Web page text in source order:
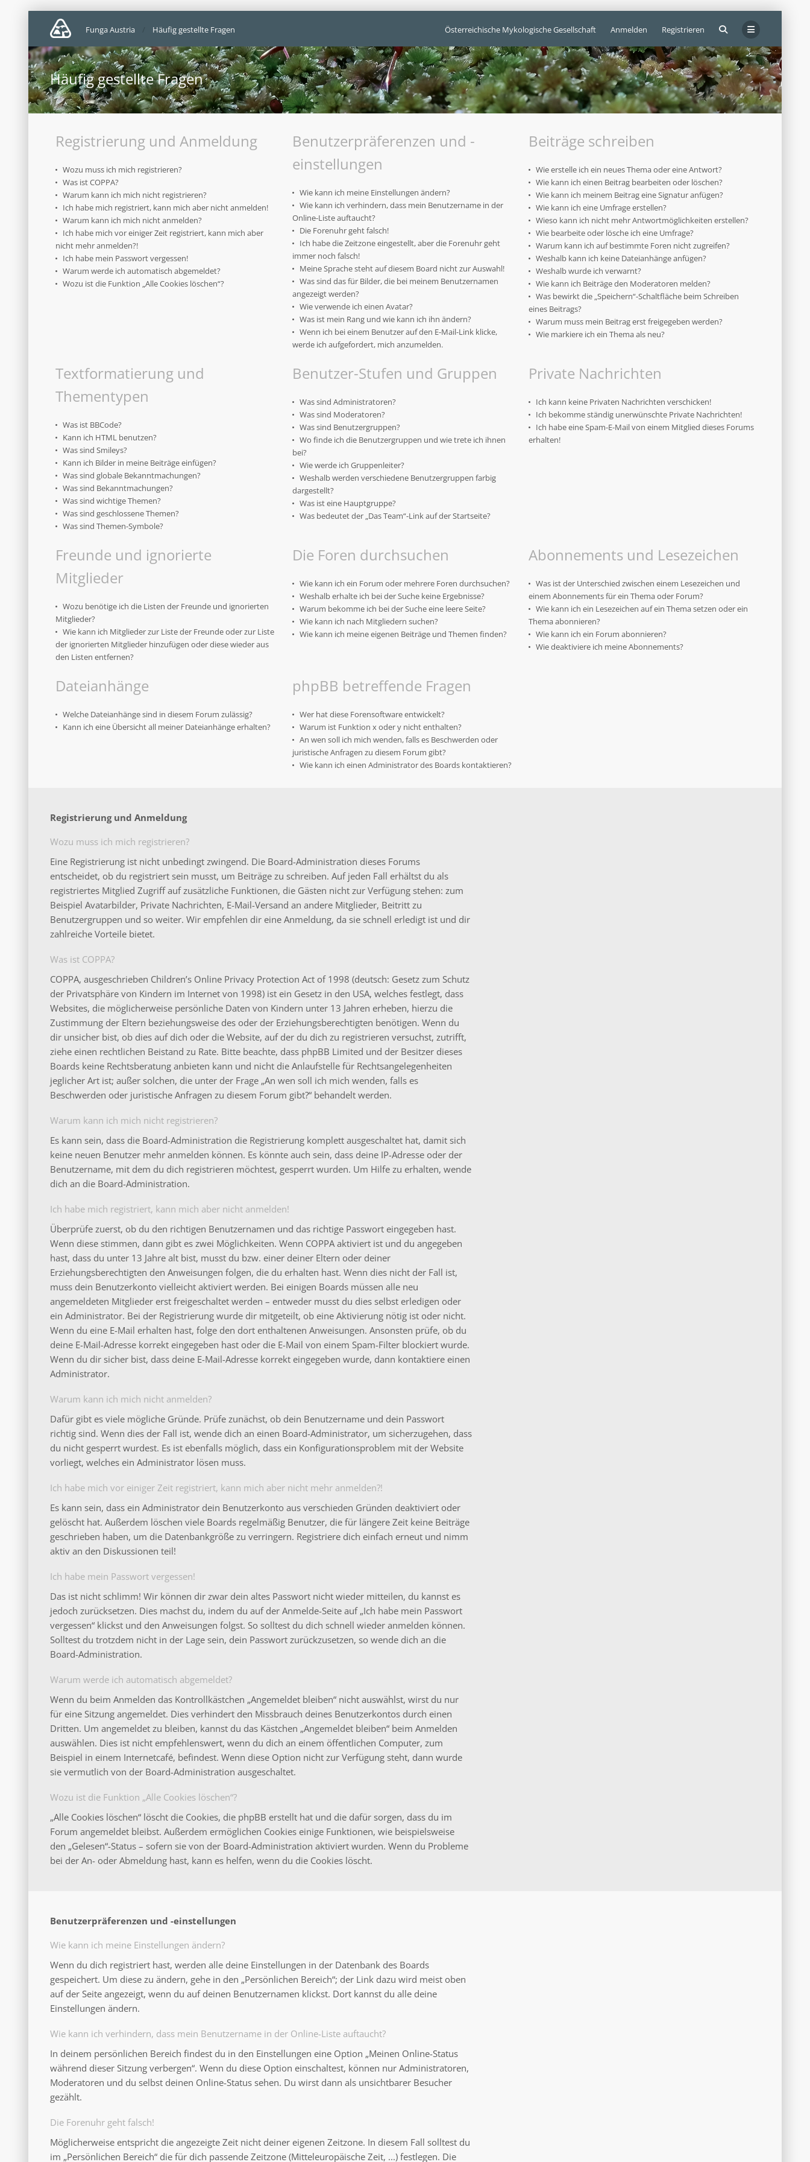
Österreichische Mykologische Gesellschaft Anmelden Registrieren
Funga Austria Häufig gestellte Fragen
Häufig gestellte Fragen
Registrierung und Anmeldung
Wozu muss ich mich registrieren?
Was ist COPPA?
Warum kann ich mich nicht registrieren?
Ich habe mich registriert, kann mich aber nicht anmelden!
Warum kann ich mich nicht anmelden?
Ich habe mich vor einiger Zeit registriert, kann mich aber
nicht mehr anmelden?!
Ich habe mein Passwort vergessen!
Warum werde ich automatisch abgemeldet?
Wozu ist die Funktion „Alle Cookies löschen“?
Benutzerpräferenzen und -
einstellungen
Wie kann ich meine Einstellungen ändern?
Wie kann ich verhindern, dass mein Benutzername in der
Online-Liste auftaucht?
Die Forenuhr geht falsch!
Ich habe die Zeitzone eingestellt, aber die Forenuhr geht
immer noch falsch!
Meine Sprache steht auf diesem Board nicht zur Auswahl!
Was sind das für Bilder, die bei meinem Benutzernamen
angezeigt werden?
Wie verwende ich einen Avatar?
Was ist mein Rang und wie kann ich ihn ändern?
Wenn ich bei einem Benutzer auf den E-Mail-Link klicke,
werde ich aufgefordert, mich anzumelden.
Beiträge schreiben
Wie erstelle ich ein neues Thema oder eine Antwort?
Wie kann ich einen Beitrag bearbeiten oder löschen?
Wie kann ich meinem Beitrag eine Signatur anfügen?
Wie kann ich eine Umfrage erstellen?
Wieso kann ich nicht mehr Antwortmöglichkeiten erstellen?
Wie bearbeite oder lösche ich eine Umfrage?
Warum kann ich auf bestimmte Foren nicht zugreifen?
Weshalb kann ich keine Dateianhänge anfügen?
Weshalb wurde ich verwarnt?
Wie kann ich Beiträge den Moderatoren melden?
Was bewirkt die „Speichern“-Schaltfläche beim Schreiben
eines Beitrags?
Warum muss mein Beitrag erst freigegeben werden?
Wie markiere ich ein Thema als neu?
Textformatierung und
Thementypen
Was ist BBCode?
Kann ich HTML benutzen?
Was sind Smileys?
Kann ich Bilder in meine Beiträge einfügen?
Was sind globale Bekanntmachungen?
Was sind Bekanntmachungen?
Was sind wichtige Themen?
Was sind geschlossene Themen?
Was sind Themen-Symbole?
Benutzer-Stufen und Gruppen
Was sind Administratoren?
Was sind Moderatoren?
Was sind Benutzergruppen?
Wo finde ich die Benutzergruppen und wie trete ich ihnen
bei?
Wie werde ich Gruppenleiter?
Weshalb werden verschiedene Benutzergruppen farbig
dargestellt?
Was ist eine Hauptgruppe?
Was bedeutet der „Das Team“-Link auf der Startseite?
Private Nachrichten
Ich kann keine Privaten Nachrichten verschicken!
Ich bekomme ständig unerwünschte Private Nachrichten!
Ich habe eine Spam-E-Mail von einem Mitglied dieses Forums
erhalten!
Freunde und ignorierte
Mitglieder
Wozu benötige ich die Listen der Freunde und ignorierten
Mitglieder?
Wie kann ich Mitglieder zur Liste der Freunde oder zur Liste
der ignorierten Mitglieder hinzufügen oder diese wieder aus
den Listen entfernen?
Die Foren durchsuchen
Wie kann ich ein Forum oder mehrere Foren durchsuchen?
Weshalb erhalte ich bei der Suche keine Ergebnisse?
Warum bekomme ich bei der Suche eine leere Seite?
Wie kann ich nach Mitgliedern suchen?
Wie kann ich meine eigenen Beiträge und Themen finden?
Abonnements und Lesezeichen
Was ist der Unterschied zwischen einem Lesezeichen und
einem Abonnements für ein Thema oder Forum?
Wie kann ich ein Lesezeichen auf ein Thema setzen oder ein
Thema abonnieren?
Wie kann ich ein Forum abonnieren?
Wie deaktiviere ich meine Abonnements?
Dateianhänge
Welche Dateianhänge sind in diesem Forum zulässig?
Kann ich eine Übersicht all meiner Dateianhänge erhalten?
phpBB betreffende Fragen
Wer hat diese Forensoftware entwickelt?
Warum ist Funktion x oder y nicht enthalten?
An wen soll ich mich wenden, falls es Beschwerden oder
juristische Anfragen zu diesem Forum gibt?
Wie kann ich einen Administrator des Boards kontaktieren?
Registrierung und Anmeldung
Wozu muss ich mich registrieren?
Eine Registrierung ist nicht unbedingt zwingend. Die Board-Administration dieses Forums
entscheidet, ob du registriert sein musst, um Beiträge zu schreiben. Auf jeden Fall erhältst du als
registriertes Mitglied Zugriff auf zusätzliche Funktionen, die Gästen nicht zur Verfügung stehen: zum
Beispiel Avatarbilder, Private Nachrichten, E-Mail-Versand an andere Mitglieder, Beitritt zu
Benutzergruppen und so weiter. Wir empfehlen dir eine Anmeldung, da sie schnell erledigt ist und dir
zahlreiche Vorteile bietet.
Was ist COPPA?
COPPA, ausgeschrieben Children’s Online Privacy Protection Act of 1998 (deutsch: Gesetz zum Schutz
der Privatsphäre von Kindern im Internet von 1998) ist ein Gesetz in den USA, welches festlegt, dass
Websites, die möglicherweise persönliche Daten von Kindern unter 13 Jahren erheben, hierzu die
Zustimmung der Eltern beziehungsweise des oder der Erziehungsberechtigten benötigen. Wenn du
dir unsicher bist, ob dies auf dich oder die Website, auf der du dich zu registrieren versuchst, zutrifft,
ziehe einen rechtlichen Beistand zu Rate. Bitte beachte, dass phpBB Limited und der Besitzer dieses
Boards keine Rechtsberatung anbieten kann und nicht die Anlaufstelle für Rechtsangelegenheiten
jeglicher Art ist; außer solchen, die unter der Frage „An wen soll ich mich wenden, falls es
Beschwerden oder juristische Anfragen zu diesem Forum gibt?“ behandelt werden.
Warum kann ich mich nicht registrieren?
Es kann sein, dass die Board-Administration die Registrierung komplett ausgeschaltet hat, damit sich
keine neuen Benutzer mehr anmelden können. Es könnte auch sein, dass deine IP-Adresse oder der
Benutzername, mit dem du dich registrieren möchtest, gesperrt wurden. Um Hilfe zu erhalten, wende
dich an die Board-Administration.
Ich habe mich registriert, kann mich aber nicht anmelden!
Überprüfe zuerst, ob du den richtigen Benutzernamen und das richtige Passwort eingegeben hast.
Wenn diese stimmen, dann gibt es zwei Möglichkeiten. Wenn COPPAaktiviert ist und du angegeben
hast, dass du unter 13 Jahre alt bist, musst du bzw. einer deiner Eltern oder deiner
Erziehungsberechtigten den Anweisungen folgen, die du erhalten hast. Wenn dies nicht der Fall ist,
muss dein Benutzerkonto vielleicht aktiviert werden. Bei einigen Boards müssen alle neu
angemeldeten Mitglieder erst freigeschaltet werden – entweder musst du dies selbst erledigen oder
ein Administrator. Bei der Registrierung wurde dir mitgeteilt, ob eine Aktivierung nötig ist oder nicht.
Wenn du eine E-Mail erhalten hast, folge den dort enthaltenen Anweisungen. Ansonsten prüfe, ob du
deine E-Mail-Adresse korrekt eingegeben hast oder die E-Mail von einem Spam-Filter blockiert wurde.
Wenn du dir sicher bist, dass deine E-Mail-Adresse korrekt eingegeben wurde, dann kontaktiere einen
Administrator.
Warum kann ich mich nicht anmelden?
Dafür gibt es viele mögliche Gründe. Prüfe zunächst, ob dein Benutzername und dein Passwort
richtig sind. Wenn dies der Fall ist, wende dich an einen Board-Administrator, um sicherzugehen, dass
du nicht gesperrt wurdest. Es ist ebenfalls möglich, dass ein Konfigurationsproblem mit der Website
vorliegt, welches ein Administrator lösen muss.
Ich habe mich vor einiger Zeit registriert, kann mich aber nicht mehr anmelden?!
Es kann sein, dass ein Administrator dein Benutzerkonto aus verschieden Gründen deaktiviert oder
gelöscht hat. Außerdem löschen viele Boards regelmäßig Benutzer, die für längere Zeit keine Beiträge
geschrieben haben, um die Datenbankgröße zu verringern. Registriere dich einfach erneut und nimm
aktiv an den Diskussionen teil!
Ich habe mein Passwort vergessen!
Das ist nicht schlimm! Wir können dir zwar dein altes Passwort nicht wieder mitteilen, du kannst es
jedoch zurücksetzen. Dies machst du, indem du auf der Anmelde-Seite auf „Ich habe mein Passwort
vergessen“ klickst und den Anweisungen folgst. So solltest du dich schnell wieder anmelden können.
Solltest du trotzdem nicht in der Lage sein, dein Passwort zurückzusetzen, so wende dich an die
Board-Administration.
Warum werde ich automatisch abgemeldet?
Wenn du beim Anmelden das Kontrollkästchen „Angemeldet bleiben“ nicht auswählst, wirst du nur
für eine Sitzung angemeldet. Dies verhindert den Missbrauch deines Benutzerkontos durch einen
Dritten. Um angemeldet zu bleiben, kannst du das Kästchen „Angemeldet bleiben“ beim Anmelden
auswählen. Dies ist nicht empfehlenswert, wenn du dich an einem öffentlichen Computer, zum
Beispiel in einem Internetcafé, befindest. Wenn diese Option nicht zur Verfügung steht, dann wurde
sie vermutlich von der Board-Administration ausgeschaltet.
Wozu ist die Funktion „Alle Cookies löschen“?
„Alle Cookies löschen“ löscht die Cookies, die phpBB erstellt hat und die dafür sorgen, dass du im
Forum angemeldet bleibst. Außerdem ermöglichen Cookies einige Funktionen, wie beispielsweise
den „Gelesen“-Status – sofern sie von der Board-Administration aktiviert wurden. Wenn du Probleme
bei der An- oder Abmeldung hast, kann es helfen, wenn du die Cookies löscht.
Benutzerpräferenzen und -einstellungen
Wie kann ich meine Einstellungen ändern?
Wenn du dich registriert hast, werden alle deine Einstellungen in der Datenbank des Boards
gespeichert. Um diese zu ändern, gehe in den „Persönlichen Bereich“; der Link dazu wird meist oben
auf der Seite angezeigt, wenn du auf deinen Benutzernamen klickst. Dort kannst du alle deine
Einstellungen ändern.
Wie kann ich verhindern, dass mein Benutzername in der Online-Liste auftaucht?
In deinem persönlichen Bereich findest du in den Einstellungen eine Option „Meinen Online-Status
während dieser Sitzung verbergen“. Wenn du diese Option einschaltest, können nur Administratoren,
Moderatoren und du selbst deinen Online-Status sehen. Du wirst dann als unsichtbarer Besucher
gezählt.
Die Forenuhr geht falsch!
Möglicherweise entspricht die angezeigte Zeit nicht deiner eigenen Zeitzone. In diesem Fall solltest du
im „Persönlichen Bereich“ die für dich passende Zeitzone (Mitteleuropäische Zeit, ...) festlegen. Die